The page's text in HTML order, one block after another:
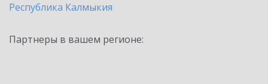
Республика Калмыкия
Партнеры в вашем регионе: